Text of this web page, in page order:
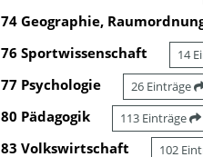
74 Geographie,
76 Sportwissenschaft 14
77 Psychologie 26 Einträge
80 Pädagogik 113 Einträge
83 Volkswirtschaft 102